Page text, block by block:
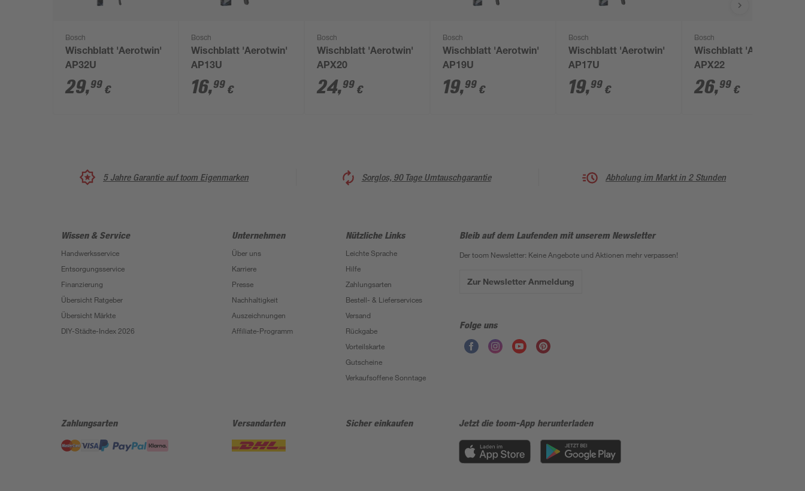
Bosch
Wischblatt 'Aerotwin'
AP32U
29,99 €
Bosch
Wischblatt 'Aerotwin'
AP13U
16,99 €
Bosch
Wischblatt 'Aerotwin'
APX20
24,99 €
Bosch
Wischblatt 'Aerotwin'
AP19U
19,99 €
Bosch
Wischblatt 'Aerotwin'
AP17U
19,99 €
Bosch
Wischblatt 'Aerotwin'
APX22
26,99 €
5 Jahre Garantie auf toom Eigenmarken Sorglos, 90 Tage Umtauschgarantie Abholung im Markt in 2 Stunden
Wissen & Service
Handwerksservice
Entsorgungsservice
Finanzierung
Übersicht Ratgeber
Übersicht Märkte
DIY-Städte-Index 2026
Unternehmen
Über uns
Karriere
Presse
Nachhaltigkeit
Auszeichnungen
Affiliate-Programm
Nützliche Links
Leichte Sprache
Hilfe
Zahlungsarten
Bestell- & Lieferservices
Versand
Rückgabe
Vorteilskarte
Gutscheine
Verkaufsoffene Sonntage
Bleib auf dem Laufenden mit unserem Newsletter
Der toom Newsletter: Keine Angebote und Aktionen mehr verpassen!
Zur Newsletter Anmeldung
Folge uns
Zahlungsarten Versandarten Sicher einkaufen Jetzt die toom-App herunterladen